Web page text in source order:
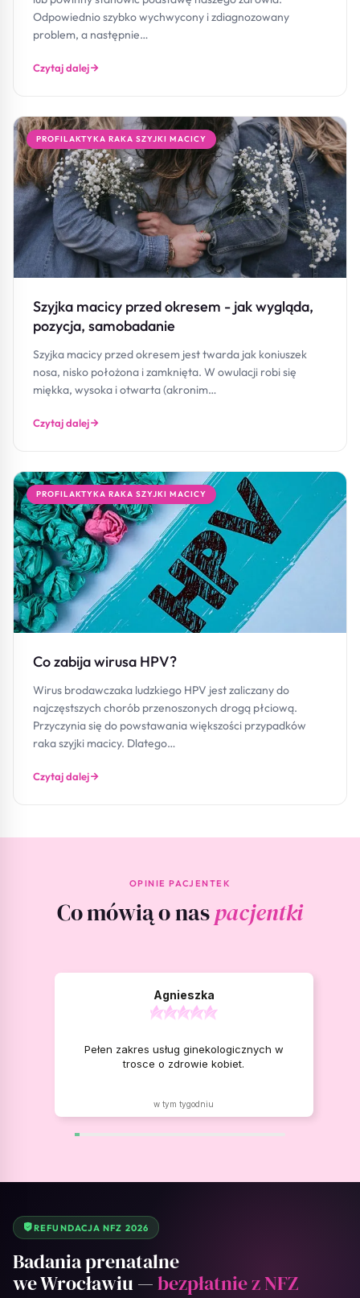
Odpowiednio szybko wychwycony i zdiagnozowany
problem, a następnie…
Czytaj dalej
PROFILAKTYKA RAKA SZYJKI MACICY
Szyjka macicy przed okresem - jak wygląda,
pozycja, samobadanie
Szyjka macicy przed okresem jest twarda jak koniuszek
nosa, nisko położona i zamknięta. W owulacji robi się
miękka, wysoka i otwarta (akronim…
Czytaj dalej
PROFILAKTYKA RAKA SZYJKI MACICY
Co zabija wirusa HPV?
Wirus brodawczaka ludzkiego HPV jest zaliczany do
najczęstszych chorób przenoszonych drogą płciową.
Przyczynia się do powstawania większości przypadków
raka szyjki macicy. Dlatego…
Czytaj dalej
OPINIE PACJENTEK
Co mówią o naspacjentki
Agnieszka
Pełen zakres usług ginekologicznych w
trosce o zdrowie kobiet.
w tym tygodniu
REFUNDACJA NFZ 2026
Badania prenatalne
we Wrocławiu —bezpłatnie z NFZ